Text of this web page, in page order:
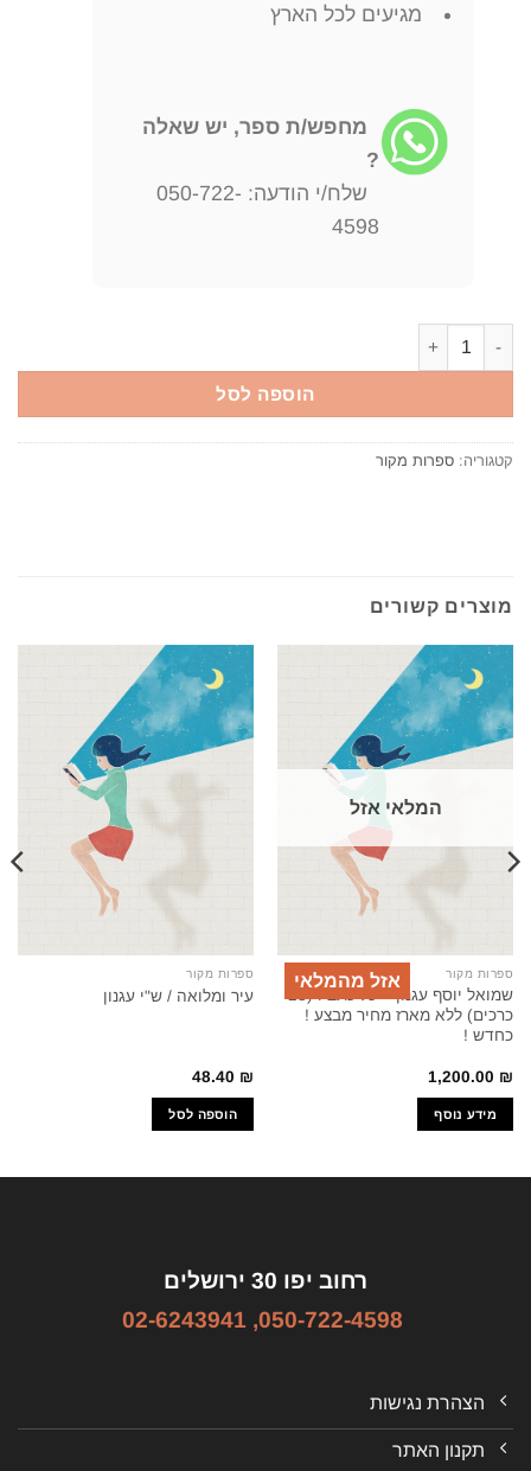
מגיעים לכל הארץ
מחפש/ת ספר, יש שאלה
?
שלח/י הודעה: 050-722-
4598
הוספה לסל
קטגוריה: ספרות מקור
מוצרים קשורים
המלאי אזל
אזל מהמלאי ספרות מקור
כרכים) ללא מארז מחיר מבצע !
כחדש !
1,200.00 ₪
מידע נוסף
ספרות מקור
עיר ומלואה / ש"י עגנון
48.40 ₪
הוספה לסל
רחוב יפו 30 ירושלים
050-722-4598
,
02-6243941
הצהרת נגישות
תקנון האתר